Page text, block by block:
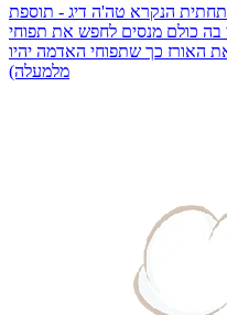
הנקרא טה'ה דיג - תוספת
בה כולם מנסים לחפש את תפוחי
כך שתפוחי האדמה יהיו
מלמעלה)